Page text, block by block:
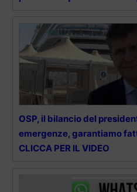
OSP, il bilancio del
emergenze, garantiamo
CLICCA PER IL VIDEO